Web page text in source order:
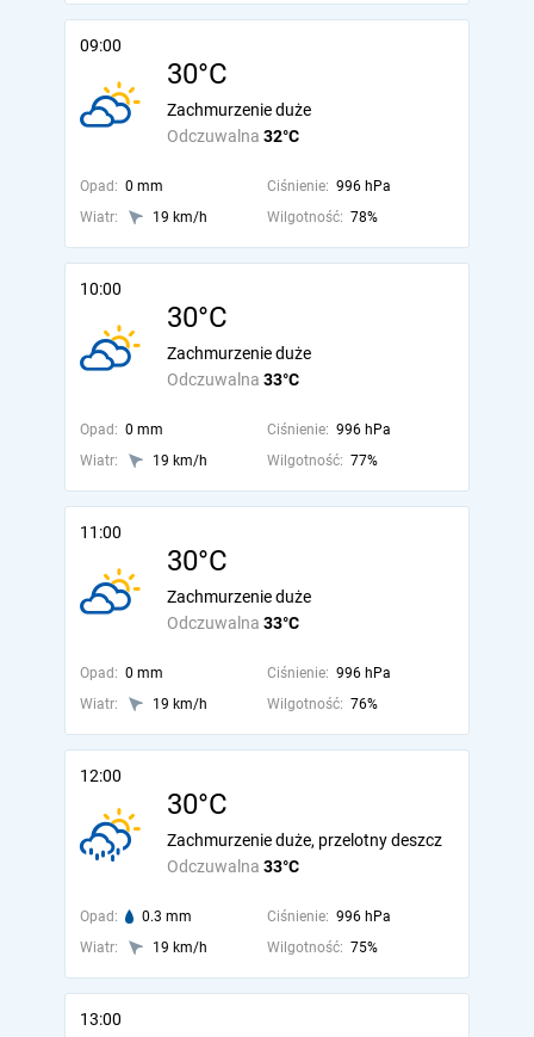
09:00
30°C
Odczuwalna 32°C
Zachmurzenie duże
Opad: 0 mm Ciśnienie: 996 hPa
Wiatr:
19 km/h Wilgotność: 78%
10:00
30°C
Odczuwalna 33°C
Zachmurzenie duże
Opad: 0 mm Ciśnienie: 996 hPa
Wiatr:
19 km/h Wilgotność: 77%
11:00
30°C
Odczuwalna 33°C
Zachmurzenie duże
Opad: 0 mm Ciśnienie: 996 hPa
Wiatr:
19 km/h Wilgotność: 76%
12:00
30°C
Odczuwalna 33°C
Zachmurzenie duże, przelotny deszcz
Opad: 0.3 mm Ciśnienie: 996 hPa
Wiatr:
19 km/h Wilgotność: 75%
13:00